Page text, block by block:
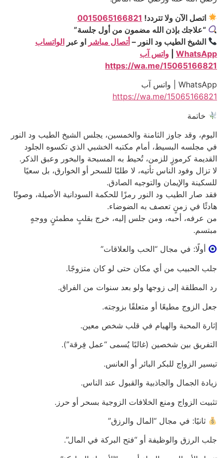
اتصل الآن ولا تتردد! 0015065166821
“علاجك بإذن الله مضمون من أول جلسة”
الشيخ الطيب ود النور –أتصال مباشر او عبرالواتساب
WhatsApp
واتس آب
https://wa.me/15065166821
WhatsApp | واتس آب
https://wa.me/15065166821
خاتمة
اليوم، وقد جاوز الثامنة والخمسين، يجلس الشيخ الطيب ود النور
في مجلسه البسيط، أمام مكتبه الخشبي الذي تكسوه الجلود
القديمة كرموزٍ للزمن، تُحيط به المسبحة والبخور وعبق الذكر.
لا تزال وفود الناس تأتيه، لا طلبًا للسحر أو الخوارق، بل سعيًا
للسكينة والإيمان والتوجيه الصادق.
فقد صار الطيب ود النور رمزًا للحكمة السودانية الأصيلة، وصوتًا
هادئًا في زمنٍ تعصف به الضوضاء.
من عرفه، أحبه، ومن جلس إليه، خرج بقلبٍ مطمئنٍ ووجهٍ
مبتسم.
أولًا: في مجال “الحب والعلاقات”
جلب الحبيب من أي مكان حتى لو كان متزوجًا.
رد المطلقة إلى زوجها ولو بعد سنوات من الفراق.
جعل الزوج مطيعًا أو متعلقًا بزوجته.
إثارة المحبة والهيام في قلب شخص معين.
التفريق بين شخصين (غالبًا يُسمى “عمل فِرقة”).
تيسير الزواج للبكر البائر أو العانس.
زيادة الجمال والجاذبية والقبول عند الناس.
تثبيت الزواج ومنع الخلافات الزوجية بسحر أو حرز.
ثانيًا: في مجال “المال والرزق”
جلب الرزق والوظيفة أو “فتح البركة في المال”.